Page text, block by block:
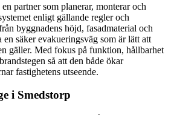
partner som planerar, monterar och
enligt gällande regler och
byggnadens höjd, fasadmaterial och
säker evakueringsväg som är lätt att
gäller. Med fokus på funktion, hållbarhet
så att den både ökar
fastighetens utseende.
i Smedstorp